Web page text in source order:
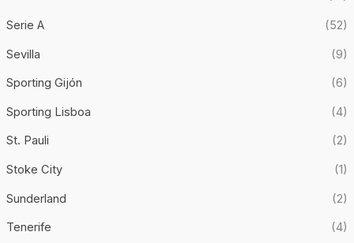
Serie A (52)
Sevilla (9)
Sporting Gijón (6)
Sporting Lisboa (4)
St. Pauli (2)
Stoke City (1)
Sunderland (2)
Tenerife (4)